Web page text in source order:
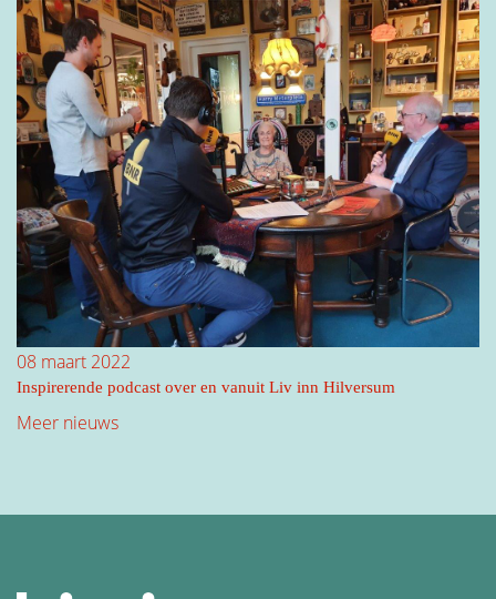
08 maart 2022
Inspirerende podcast over en vanuit Liv inn Hilversum
Meer nieuws